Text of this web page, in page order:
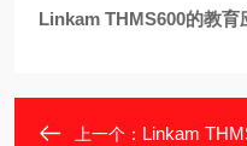
Linkam THMS600的教育
上一个： Linkam